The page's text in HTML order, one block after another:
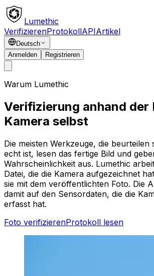
Lumethic
VerifizierenProtokollAPIArtikel
Deutsch
Anmelden
Registrieren
Warum Lumethic
Verifizierung anhand der
Kamera selbst
Die meisten Werkzeuge, die beurteilen
echt ist, lesen das fertige Bild und
Wahrscheinlichkeit aus. Lumethic
Datei, die die Kamera aufgezeichnet
sie mit dem veröffentlichten Foto. Die
damit auf den Sensordaten, die die
erfasst hat.
Foto verifizierenProtokoll lesen